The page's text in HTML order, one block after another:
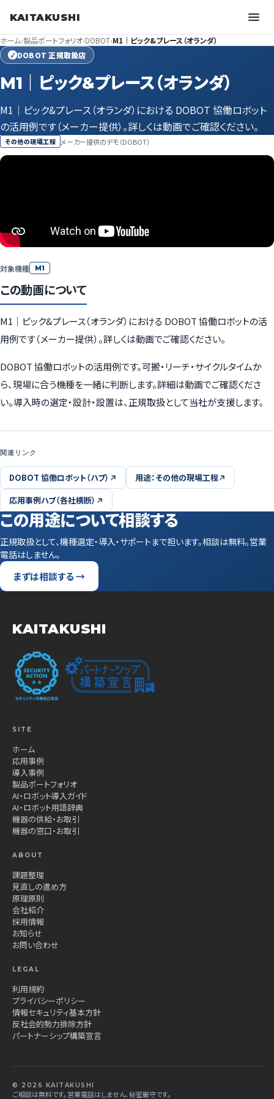
KAITAKUSHI
ホーム›製品ポートフォリオ›DOBOT›M1｜ピック&プレース（オランダ）
✓ DOBOT 正規取扱店
M1｜ピック&プレース（オランダ）
M1｜ピック&プレース（オランダ）における DOBOT 協働ロボット
の活用例です（メーカー提供）。詳しくは動画でご確認ください。
その他の現場工程 メーカー提供のデモ（DOBOT）
対象機種 M1
この動画について
M1｜ピック&プレース（オランダ）における DOBOT 協働ロボットの活
用例です（メーカー提供）。詳しくは動画でご確認ください。
DOBOT 協働ロボットの活用例です。可搬・リーチ・サイクルタイムか
ら、現場に合う機種を一緒に判断します。詳細は動画でご確認くださ
い。導入時の選定・設計・設置は、正規取扱として当社が支援します。
関連リンク
DOBOT 協働ロボット（ハブ）
用途：その他の現場工程
応用事例ハブ（各社横断）
この用途について相談する
正規取扱として、機種選定・導入・サポートまで担います。相談は無料。営業
電話はしません。
まずは相談する →
KAITAKUSHI
SITE
ホーム
応用事例
導入事例
製品ポートフォリオ
AI・ロボット導入ガイド
AI・ロボット用語辞典
機器の供給・お取引
機器の窓口・お取引
ABOUT
課題整理
見直しの進め方
原理原則
会社紹介
採用情報
お知らせ
お問い合わせ
LEGAL
利用規約
プライバシーポリシー
情報セキュリティ基本方針
反社会的勢力排除方針
パートナーシップ構築宣言
© 2026 KAITAKUSHI
ご相談は無料です。営業電話はしません、秘密厳守です。